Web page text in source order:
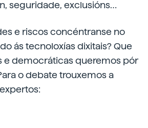
seguridade, exclusións…
e riscos concéntranse no
ás tecnoloxías dixitais? Que
e democráticas queremos pór
o debate trouxemos a